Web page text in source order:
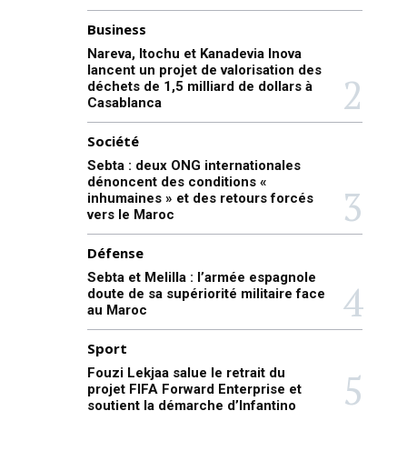
Business
Nareva, Itochu et Kanadevia Inova
lancent un projet de valorisation des
déchets de 1,5 milliard de dollars à
Casablanca
Société
Sebta : deux ONG internationales
dénoncent des conditions «
inhumaines » et des retours forcés
vers le Maroc
Défense
Sebta et Melilla : l’armée espagnole
doute de sa supériorité militaire face
au Maroc
Sport
Fouzi Lekjaa salue le retrait du
projet FIFA Forward Enterprise et
soutient la démarche d’Infantino